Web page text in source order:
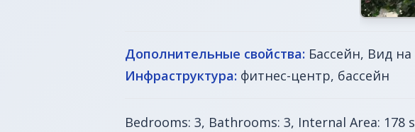
Дополнительные свойства: Бассейн, Вид
Инфраструктура: фитнес-центр, бассейн
Bedrooms: 3, Bathrooms: 3, Internal Area: 178